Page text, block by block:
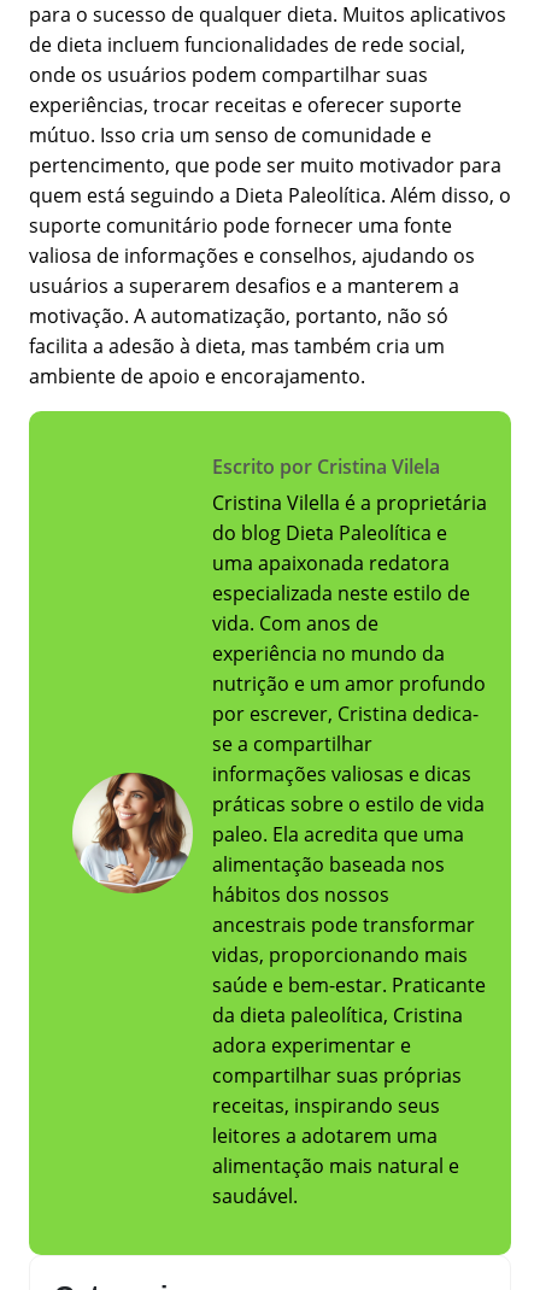
para o sucesso de qualquer dieta. Muitos aplicativos
de dieta incluem funcionalidades de rede social,
onde os usuários podem compartilhar suas
experiências, trocar receitas e oferecer suporte
mútuo. Isso cria um senso de comunidade e
pertencimento, que pode ser muito motivador para
quem está seguindo a Dieta Paleolítica. Além disso, o
suporte comunitário pode fornecer uma fonte
valiosa de informações e conselhos, ajudando os
usuários a superarem desafios e a manterem a
motivação. A automatização, portanto, não só
facilita a adesão à dieta, mas também cria um
ambiente de apoio e encorajamento.
Escrito por Cristina Vilela
Cristina Vilella é a proprietária
do blog Dieta Paleolítica e
uma apaixonada redatora
especializada neste estilo de
vida. Com anos de
experiência no mundo da
nutrição e um amor profundo
por escrever, Cristina dedica-
se a compartilhar
informações valiosas e dicas
práticas sobre o estilo de vida
paleo. Ela acredita que uma
alimentação baseada nos
hábitos dos nossos
ancestrais pode transformar
vidas, proporcionando mais
saúde e bem-estar. Praticante
da dieta paleolítica, Cristina
adora experimentar e
compartilhar suas próprias
receitas, inspirando seus
leitores a adotarem uma
alimentação mais natural e
saudável.